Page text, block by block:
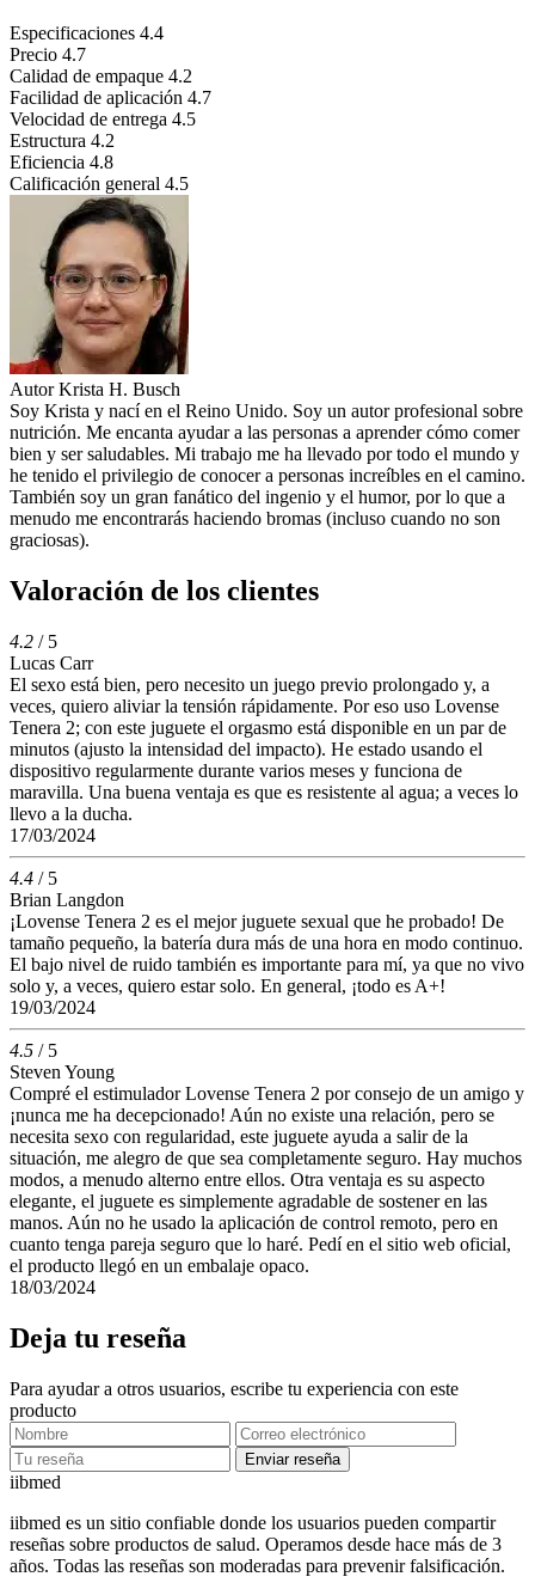
Especificaciones 4.4
Precio 4.7
Calidad de empaque 4.2
Facilidad de aplicación 4.7
Velocidad de entrega 4.5
Estructura 4.2
Eficiencia 4.8
Calificación general 4.5
Autor Krista H. Busch
Soy Krista y nací en el Reino Unido. Soy un autor profesional sobre
nutrición. Me encanta ayudar a las personas a aprender cómo comer
bien y ser saludables. Mi trabajo me ha llevado por todo el mundo y
he tenido el privilegio de conocer a personas increíbles en el camino.
También soy un gran fanático del ingenio y el humor, por lo que a
menudo me encontrarás haciendo bromas (incluso cuando no son
graciosas).
Valoración de los clientes
4.2 / 5
Lucas Carr
El sexo está bien, pero necesito un juego previo prolongado y, a
veces, quiero aliviar la tensión rápidamente. Por eso uso Lovense
Tenera 2; con este juguete el orgasmo está disponible en un par de
minutos (ajusto la intensidad del impacto). He estado usando el
dispositivo regularmente durante varios meses y funciona de
maravilla. Una buena ventaja es que es resistente al agua; a veces lo
llevo a la ducha.
17/03/2024
4.4 / 5
Brian Langdon
¡Lovense Tenera 2 es el mejor juguete sexual que he probado! De
tamaño pequeño, la batería dura más de una hora en modo continuo.
El bajo nivel de ruido también es importante para mí, ya que no vivo
solo y, a veces, quiero estar solo. En general, ¡todo es A+!
19/03/2024
4.5 / 5
Steven Young
Compré el estimulador Lovense Tenera 2 por consejo de un amigo y
¡nunca me ha decepcionado! Aún no existe una relación, pero se
necesita sexo con regularidad, este juguete ayuda a salir de la
situación, me alegro de que sea completamente seguro. Hay muchos
modos, a menudo alterno entre ellos. Otra ventaja es su aspecto
elegante, el juguete es simplemente agradable de sostener en las
manos. Aún no he usado la aplicación de control remoto, pero en
cuanto tenga pareja seguro que lo haré. Pedí en el sitio web oficial,
el producto llegó en un embalaje opaco.
18/03/2024
Deja tu reseña
Para ayudar a otros usuarios, escribe tu experiencia con este
producto
Enviar reseña
iibmed
iibmed es un sitio confiable donde los usuarios pueden compartir
reseñas sobre productos de salud. Operamos desde hace más de 3
años. Todas las reseñas son moderadas para prevenir falsificación.